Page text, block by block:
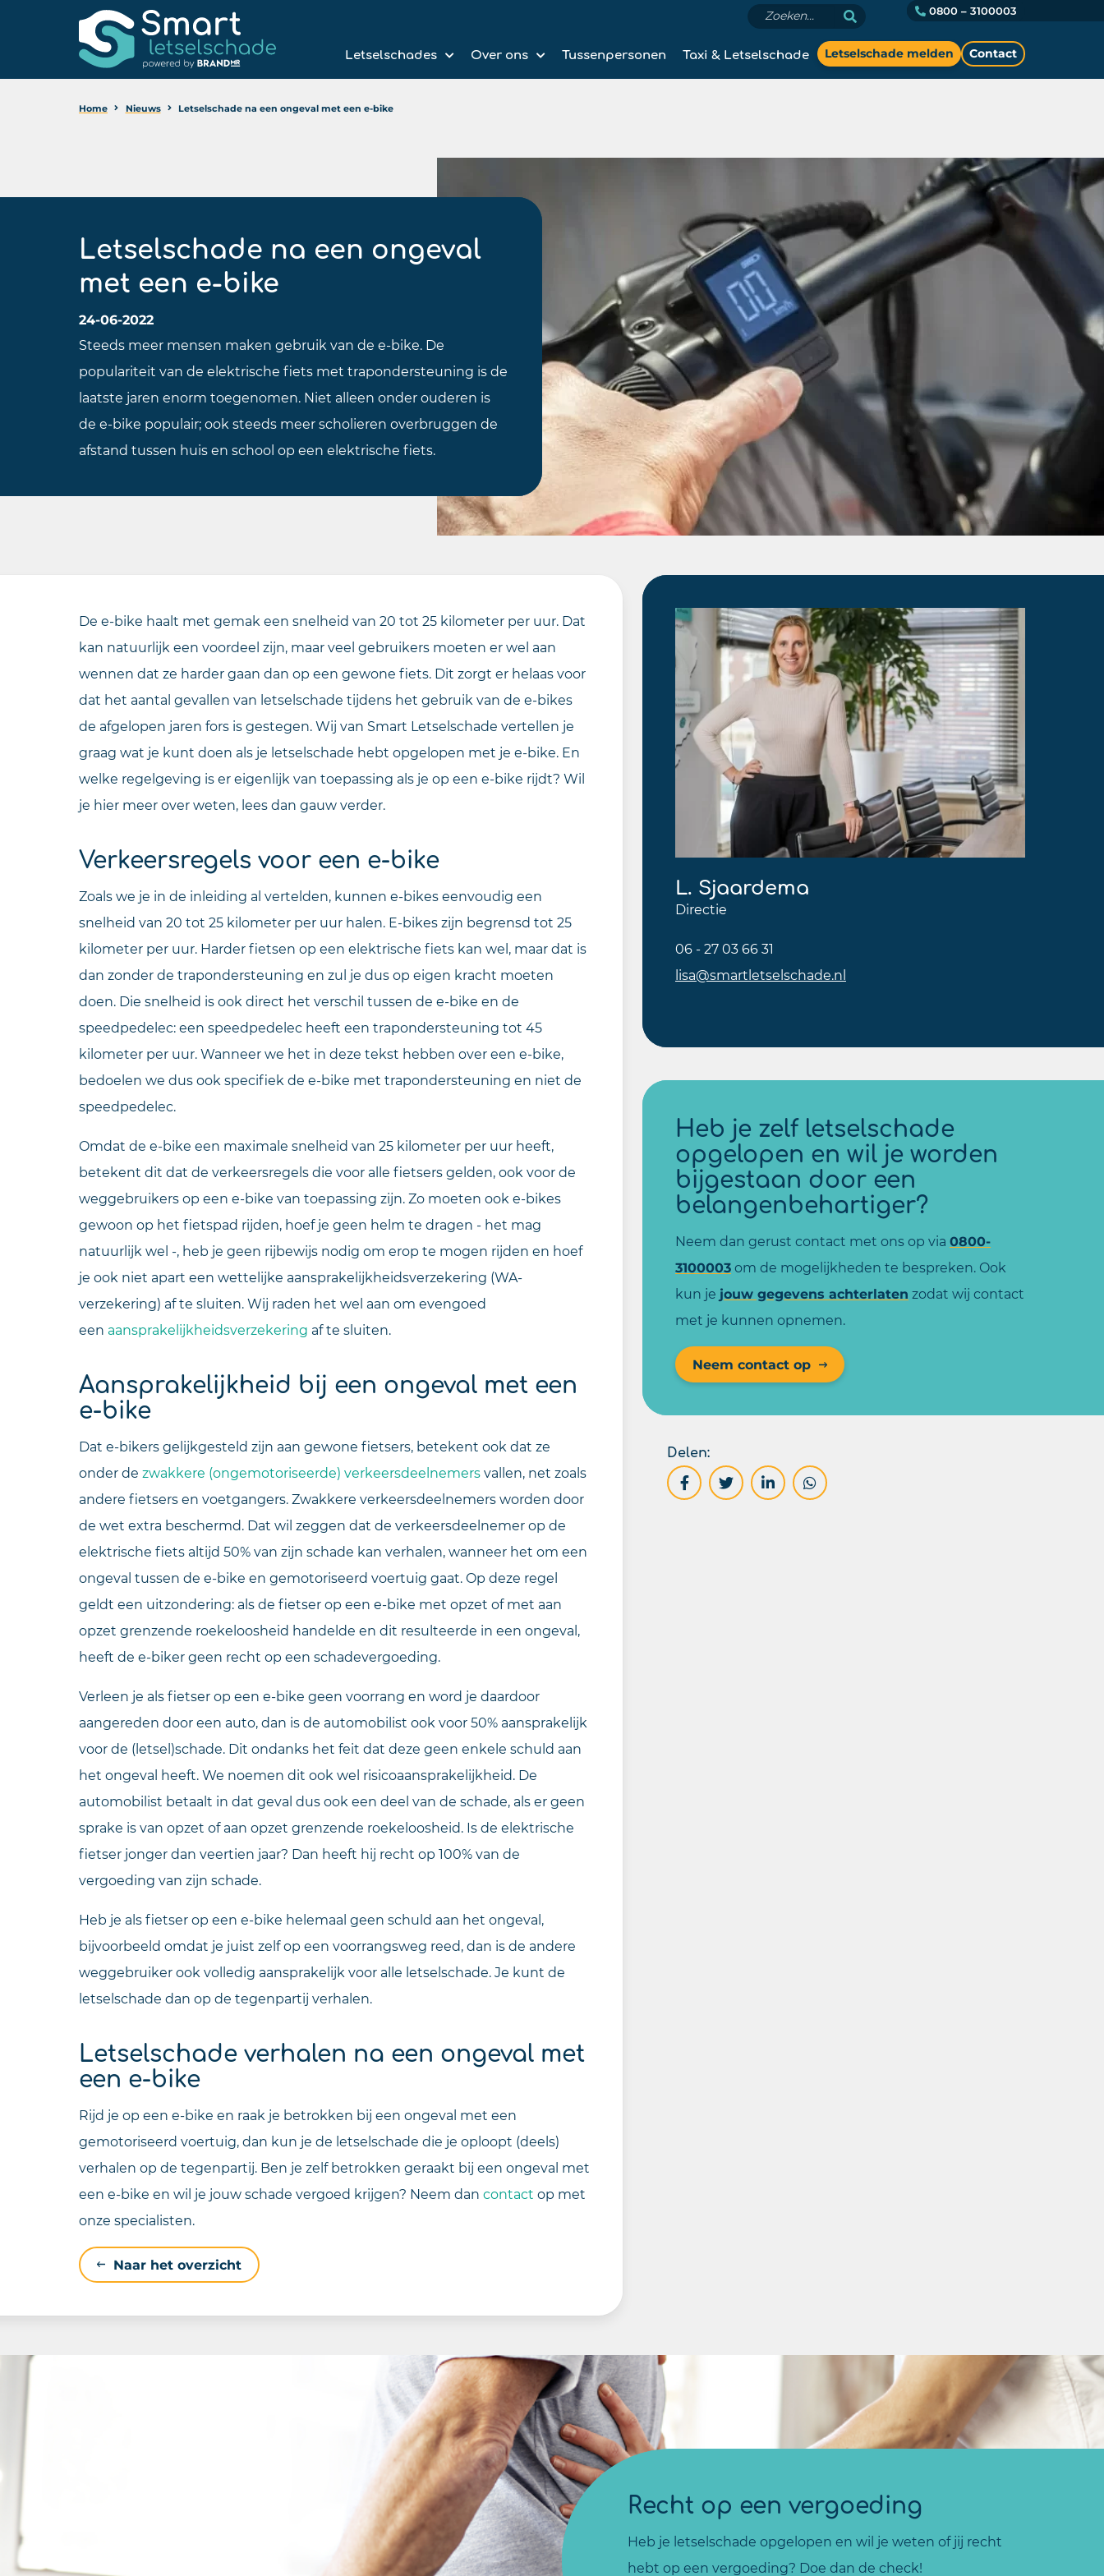
0800 – 3100003
Letselschades Over ons Tussenpersonen Taxi & Letselschade Letselschade melden Contact
Home Nieuws Letselschade na een ongeval met een e-bike
Letselschade na een ongeval
met een e-bike
24-06-2022
Steeds meer mensen maken gebruik van de e-bike. De
populariteit van de elektrische fiets met trapondersteuning is de
laatste jaren enorm toegenomen. Niet alleen onder ouderen is
de e-bike populair; ook steeds meer scholieren overbruggen de
afstand tussen huis en school op een elektrische fiets.
De e-bike haalt met gemak een snelheid van 20 tot 25 kilometer per uur. Dat
kan natuurlijk een voordeel zijn, maar veel gebruikers moeten er wel aan
wennen dat ze harder gaan dan op een gewone fiets. Dit zorgt er helaas voor
dat het aantal gevallen van letselschade tijdens het gebruik van de e-bikes
de afgelopen jaren fors is gestegen. Wij van Smart Letselschade vertellen je
graag wat je kunt doen als je letselschade hebt opgelopen met je e-bike. En
welke regelgeving is er eigenlijk van toepassing als je op een e-bike rijdt? Wil
je hier meer over weten, lees dan gauw verder.
Verkeersregels voor een e-bike
Zoals we je in de inleiding al vertelden, kunnen e-bikes eenvoudig een
snelheid van 20 tot 25 kilometer per uur halen. E-bikes zijn begrensd tot 25
kilometer per uur. Harder fietsen op een elektrische fiets kan wel, maar dat is
dan zonder de trapondersteuning en zul je dus op eigen kracht moeten
doen. Die snelheid is ook direct het verschil tussen de e-bike en de
speedpedelec: een speedpedelec heeft een trapondersteuning tot 45
kilometer per uur. Wanneer we het in deze tekst hebben over een e-bike,
bedoelen we dus ook specifiek de e-bike met trapondersteuning en niet de
speedpedelec.
Omdat de e-bike een maximale snelheid van 25 kilometer per uur heeft,
betekent dit dat de verkeersregels die voor alle fietsers gelden, ook voor de
weggebruikers op een e-bike van toepassing zijn. Zo moeten ook e-bikes
gewoon op het fietspad rijden, hoef je geen helm te dragen - het mag
natuurlijk wel -, heb je geen rijbewijs nodig om erop te mogen rijden en hoef
je ook niet apart een wettelijke aansprakelijkheidsverzekering (WA-
verzekering) af te sluiten. Wij raden het wel aan om evengoed
een aansprakelijkheidsverzekering af te sluiten.
Aansprakelijkheid bij een ongeval met een
e-bike
Dat e-bikers gelijkgesteld zijn aan gewone fietsers, betekent ook dat ze
onder de zwakkere (ongemotoriseerde) verkeersdeelnemersvallen, net zoals
andere fietsers en voetgangers. Zwakkere verkeersdeelnemers worden door
de wet extra beschermd. Dat wil zeggen dat de verkeersdeelnemer op de
elektrische fiets altijd 50% van zijn schade kan verhalen, wanneer het om een
ongeval tussen de e-bike en gemotoriseerd voertuig gaat. Op deze regel
geldt een uitzondering: als de fietser op een e-bike met opzet of met aan
opzet grenzende roekeloosheid handelde en dit resulteerde in een ongeval,
heeft de e-biker geen recht op een schadevergoeding.
Verleen je als fietser op een e-bike geen voorrang en word je daardoor
aangereden door een auto, dan is de automobilist ook voor 50% aansprakelijk
voor de (letsel)schade. Dit ondanks het feit dat deze geen enkele schuld aan
het ongeval heeft. We noemen dit ook wel risicoaansprakelijkheid. De
automobilist betaalt in dat geval dus ook een deel van de schade, als er geen
sprake is van opzet of aan opzet grenzende roekeloosheid. Is de elektrische
fietser jonger dan veertien jaar? Dan heeft hij recht op 100% van de
vergoeding van zijn schade.
Heb je als fietser op een e-bike helemaal geen schuld aan het ongeval,
bijvoorbeeld omdat je juist zelf op een voorrangsweg reed, dan is de andere
weggebruiker ook volledig aansprakelijk voor alle letselschade. Je kunt de
letselschade dan op de tegenpartij verhalen.
Letselschade verhalen na een ongeval met
een e-bike
Rijd je op een e-bike en raak je betrokken bij een ongeval met een
gemotoriseerd voertuig, dan kun je de letselschade die je oploopt (deels)
verhalen op de tegenpartij. Ben je zelf betrokken geraakt bij een ongeval met
een e-bike en wil je jouw schade vergoed krijgen? Neem dan contact op met
onze specialisten.
Naar het overzicht
L. Sjaardema
Directie
06 - 27 03 66 31
lisa@smartletselschade.nl
Heb je zelf letselschade
opgelopen en wil je worden
bijgestaan door een
belangenbehartiger?
Neem dan gerust contact met ons op via 0800-
3100003om de mogelijkheden te bespreken. Ook
kun je jouw gegevens achterlaten zodat wij contact
met je kunnen opnemen.
Neem contact op
Delen:
Recht op een vergoeding
Heb je letselschade opgelopen en wil je weten of jij recht
hebt op een vergoeding? Doe dan de check!